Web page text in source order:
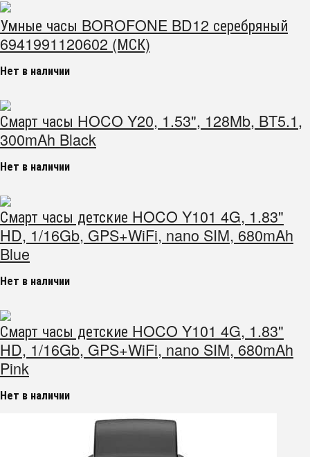
Умные часы BOROFONE BD12 серебряный
6941991120602 (МСК)
Нет в наличии
Смарт часы HOCO Y20, 1.53", 128Mb, BT5.1,
300mAh Black
Нет в наличии
Смарт часы детские HOCO Y101 4G, 1.83"
HD, 1/16Gb, GPS+WiFi, nano SIM, 680mAh
Blue
Нет в наличии
Смарт часы детские HOCO Y101 4G, 1.83"
HD, 1/16Gb, GPS+WiFi, nano SIM, 680mAh
Pink
Нет в наличии